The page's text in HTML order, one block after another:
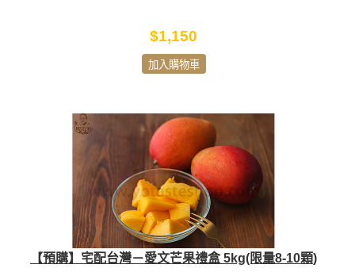
$1,150
加入購物車
【預購】宅配台灣－愛文芒果禮盒 5kg(限量8-10顆)